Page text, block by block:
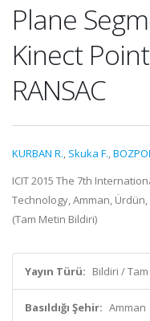
Plane
Kinect
RANSAC
KURBAN R., Skuka F.,
ICIT 2015 The 7th
Technology, Amman, Ürdün,
(Tam Metin Bildiri)
Yayın Türü: Bildiri /
Basıldığı Şehir: Amman